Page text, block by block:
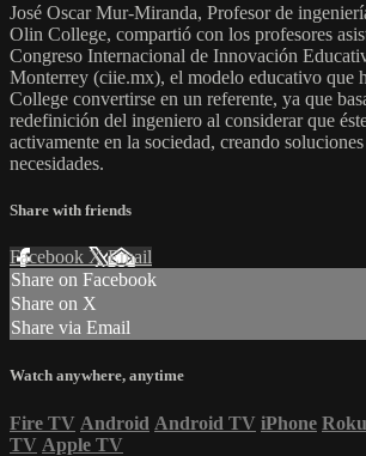
José Oscar Mur-Miranda, Profesor de
Olin College, compartió con los profesores
Congreso Internacional de Innovación
Monterrey (ciie.mx), el modelo educativo que
College convertirse en un referente, ya que
redefinición del ingeniero al considerar que
activamente en la sociedad, creando
necesidades.
Share with friends
Facebook XEmail
Share on Facebook
Share on X
Share via Email
Watch anywhere, anytime
Fire TV Android Android TV iPhone Roku
TV Apple TV